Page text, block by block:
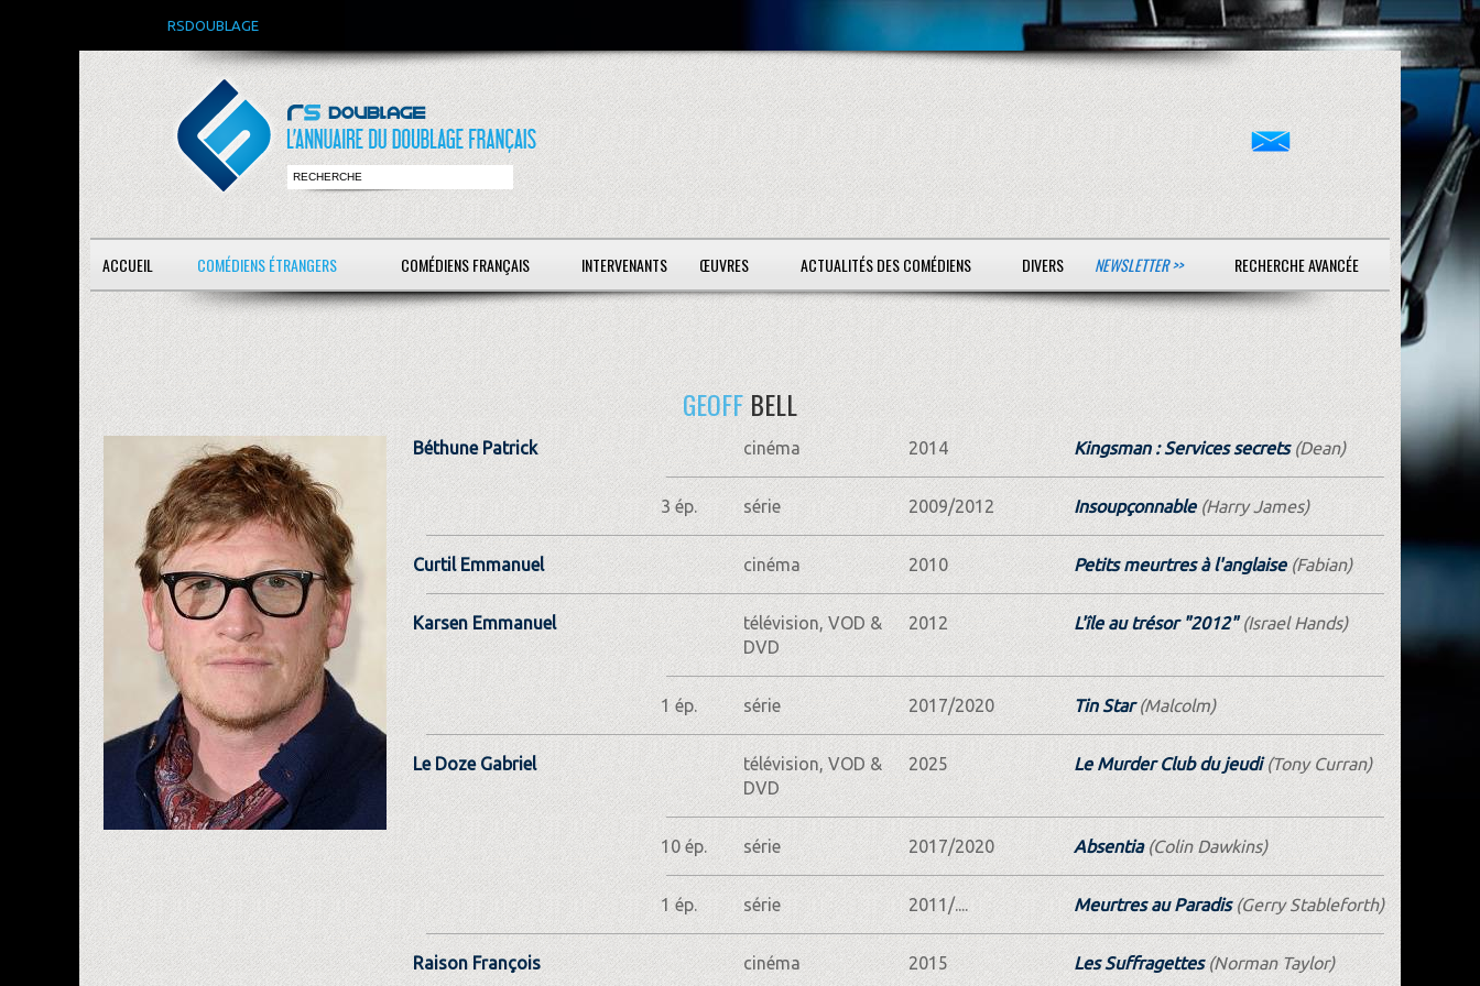
RSDOUBLAGE
ACCUEIL COMÉDIENS ÉTRANGERS COMÉDIENS FRANÇAIS INTERVENANTS ŒUVRES ACTUALITÉS DES COMÉDIENS DIVERS NEWSLETTER >> RECHERCHE AVANCÉE
GEOFFBELL
Béthune Patrick cinéma 2014 Kingsman : Services secrets(Dean)
3 ép. série 2009/2012 Insoupçonnable(Harry James)
Curtil Emmanuel cinéma 2010 Petits meurtres à l'anglaise(Fabian)
Karsen Emmanuel
télévision, VOD &
DVD
2012 L'île au trésor "2012"(Israel Hands)
1 ép. série 2017/2020 Tin Star(Malcolm)
Le Doze Gabriel
télévision, VOD &
DVD
2025 Le Murder Club du jeudi(Tony Curran)
10 ép. série 2017/2020 Absentia(Colin Dawkins)
1 ép. série 2011/.... Meurtres au Paradis(Gerry Stableforth)
Raison François cinéma 2015 Les Suffragettes(Norman Taylor)